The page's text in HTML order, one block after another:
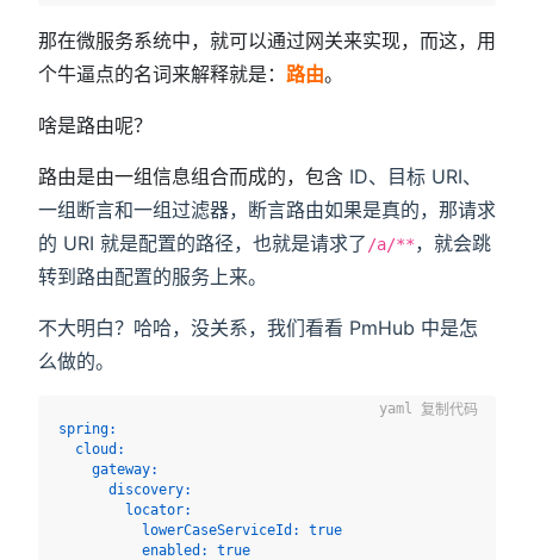
那在微服务系统中，就可以通过网关来实现，而这，用
个牛逼点的名词来解释就是： 路由。
啥是路由呢？
路由是由一组信息组合而成的，包含 ID、目标 URI、
一组断言和一组过滤器，断言路由如果是真的，那请求
的 URI 就是配置的路径，也就是请求了 /a/**，就会跳
转到路由配置的服务上来。
不大明白？哈哈，没关系，我们看看 PmHub 中是怎
么做的。
spring:
cloud:
gateway:
discovery:
locator:
lowerCaseServiceId:
true
enabled:
true
复制代码